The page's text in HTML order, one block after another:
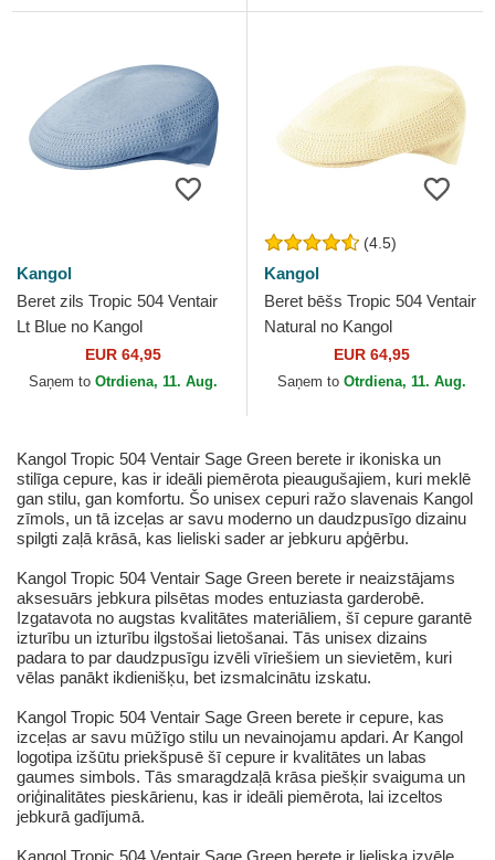
Kangol
Beret zils Tropic 504 Ventair
Lt Blue no Kangol
EUR 64,95
Saņem to Otrdiena, 11. Aug.
(4.5)
Kangol
Beret bēšs Tropic 504 Ventair
Natural no Kangol
EUR 64,95
Saņem to Otrdiena, 11. Aug.
Kangol Tropic 504 Ventair Sage Green berete ir ikoniska un
stilīga cepure, kas ir ideāli piemērota pieaugušajiem, kuri meklē
gan stilu, gan komfortu. Šo unisex cepuri ražo slavenais Kangol
zīmols, un tā izceļas ar savu moderno un daudzpusīgo dizainu
spilgti zaļā krāsā, kas lieliski sader ar jebkuru apģērbu.
Kangol Tropic 504 Ventair Sage Green berete ir neaizstājams
aksesuārs jebkura pilsētas modes entuziasta garderobē.
Izgatavota no augstas kvalitātes materiāliem, šī cepure garantē
izturību un izturību ilgstošai lietošanai. Tās unisex dizains
padara to par daudzpusīgu izvēli vīriešiem un sievietēm, kuri
vēlas panākt ikdienišķu, bet izsmalcinātu izskatu.
Kangol Tropic 504 Ventair Sage Green berete ir cepure, kas
izceļas ar savu mūžīgo stilu un nevainojamu apdari. Ar Kangol
logotipa izšūtu priekšpusē šī cepure ir kvalitātes un labas
gaumes simbols. Tās smaragdzaļā krāsa piešķir svaiguma un
oriģinalitātes pieskārienu, kas ir ideāli piemērota, lai izceltos
jebkurā gadījumā.